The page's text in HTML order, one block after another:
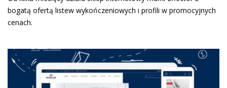
bogatą ofertą listew wykończeniowych i profili w promocyjnych
cenach.